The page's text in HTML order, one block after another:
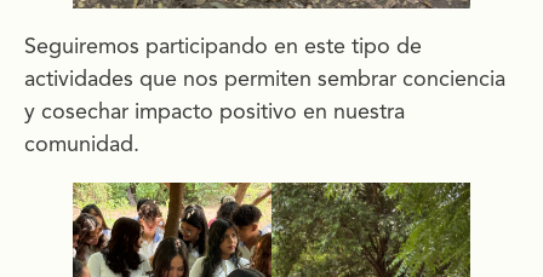
Seguiremos participando en este tipo de
actividades que nos permiten sembrar conciencia
y cosechar impacto positivo en nuestra
comunidad.